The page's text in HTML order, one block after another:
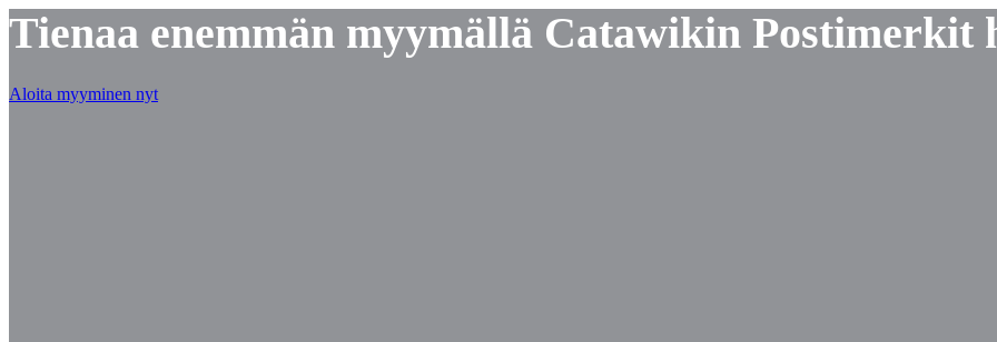
Tienaa enemmän myymällä Catawikin Postimerkit
Aloita myyminen nyt